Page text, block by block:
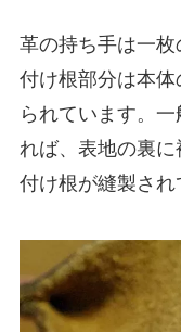
革の持ち手は一枚
付け根部分は本
られています。
れば、表地の裏
付け根が縫製され